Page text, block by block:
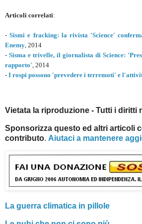
Articoli correlati:
-Sismi e fracking: la rivista 'Science'
Enemy, 2014
- Sisma e trivelle, il giornalista di Science:
rapporto', 2014
- I rospi possono 'prevedere i terremoti' e
Vietata la riproduzione - Tutti i diritti
Sponsorizza questo ed altri articoli
contributo. Aiutaci a mantenere
La guerra climatica in pillole